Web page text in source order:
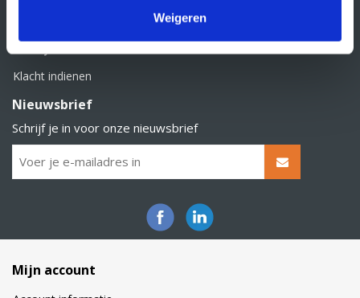
Weigeren
Klacht indienen
Nieuwsbrief
Schrijf je in voor onze nieuwsbrief
Mijn account